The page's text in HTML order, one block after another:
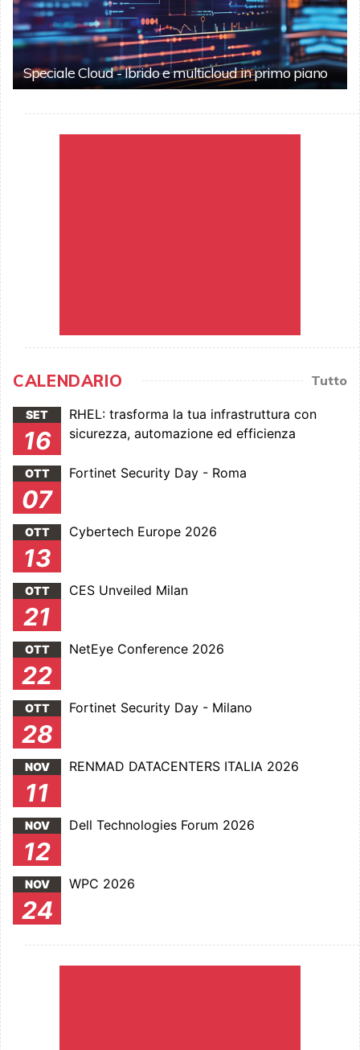
Speciale Cloud - Ibrido e multicloud in primo piano
CALENDARIO Tutto
SET
16
RHEL: trasforma la tua infrastruttura con
sicurezza, automazione ed efficienza
OTT
07
Fortinet Security Day - Roma
OTT
13
Cybertech Europe 2026
OTT
21
CES Unveiled Milan
OTT
22
NetEye Conference 2026
OTT
28
Fortinet Security Day - Milano
NOV
11
RENMAD DATACENTERS ITALIA 2026
NOV
12
Dell Technologies Forum 2026
NOV
24
WPC 2026